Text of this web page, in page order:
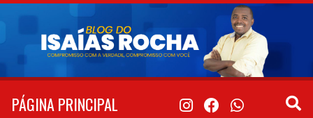
Pular
conteúdo
PÁGINA PRINCIPAL